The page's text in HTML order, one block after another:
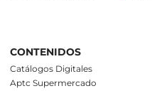
CONTENIDOS
Catálogos Digitales
Aptc Supermercado